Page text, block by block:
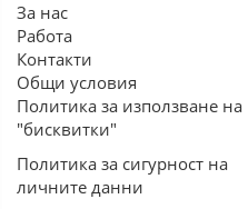
За нас
Работа
Контакти
Общи условия
Политика за използване на
"бисквитки"
Политика за сигурност на
личните данни